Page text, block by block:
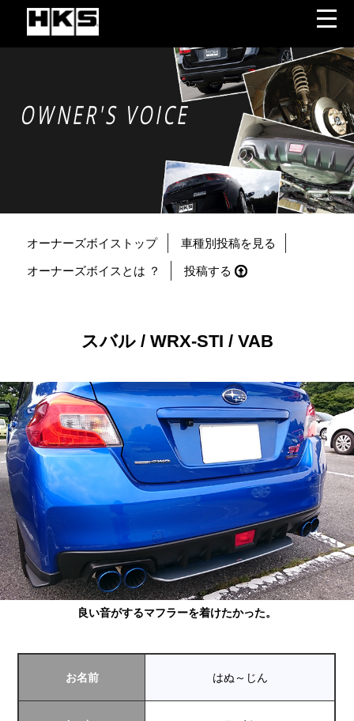
OWNER'S VOICE
オーナーズボイストップ 車種別投稿を見る
オーナーズボイスとは ？ 投稿する
スバル / WRX-STI / VAB
良い音がするマフラーを着けたかった。
お名前 はぬ～じん